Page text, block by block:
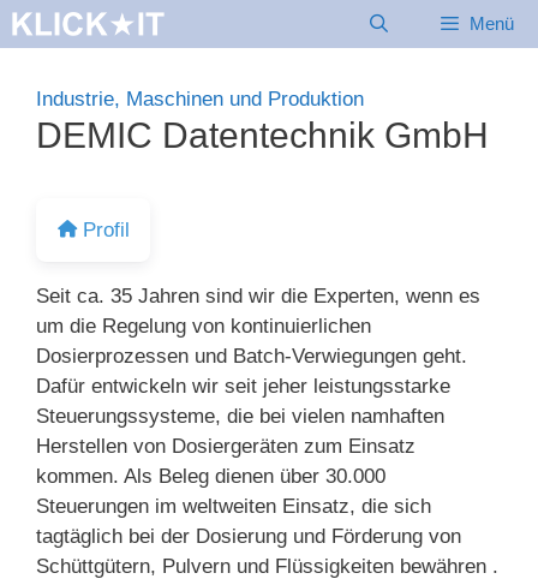
Zum
Inhalt
Menü
Industrie, Maschinen und Produktion
DEMIC Datentechnik GmbH
Profil
Seit ca. 35 Jahren sind wir die Experten, wenn es
um die Regelung von kontinuierlichen
Dosierprozessen und Batch-Verwiegungen geht.
Dafür entwickeln wir seit jeher leistungsstarke
Steuerungssysteme, die bei vielen namhaften
Herstellen von Dosiergeräten zum Einsatz
kommen. Als Beleg dienen über 30.000
Steuerungen im weltweiten Einsatz, die sich
tagtäglich bei der Dosierung und Förderung von
Schüttgütern, Pulvern und Flüssigkeiten bewähren .